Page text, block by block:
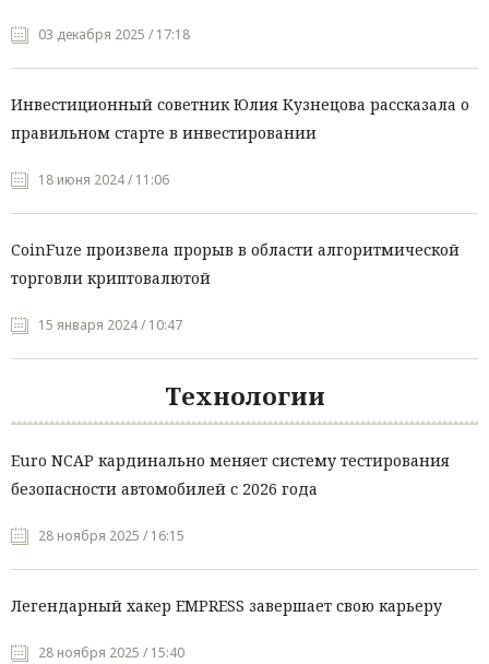
03 декабря 2025 / 17:18
Инвестиционный советник Юлия Кузнецова рассказала о
правильном старте в инвестировании
18 июня 2024 / 11:06
CoinFuze произвела прорыв в области алгоритмической
торговли криптовалютой
15 января 2024 / 10:47
Технологии
Euro NCAP кардинально меняет систему тестирования
безопасности автомобилей с 2026 года
28 ноября 2025 / 16:15
Легендарный хакер EMPRESS завершает свою карьеру
28 ноября 2025 / 15:40